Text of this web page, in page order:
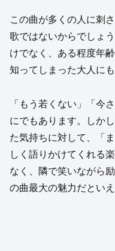
この曲が多くの人に刺
歌ではないからでしょ
けでなく、ある程度年
知ってしまった大人に
「もう若くない」「今
にでもあります。しか
た気持ちに対して、「
しく語りかけてくれる
なく、隣で笑いながら
の曲最大の魅力だといえ